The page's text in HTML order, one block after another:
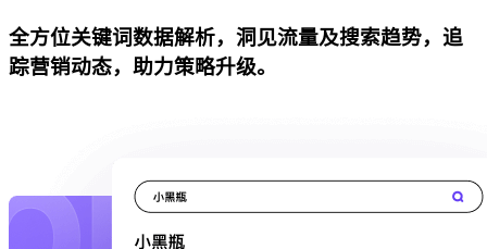
全方位关键词数据解析，洞见流量及搜索趋势，追
踪营销动态，助力策略升级。